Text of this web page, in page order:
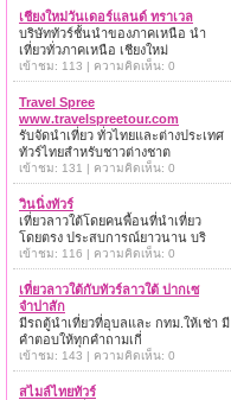
เชียงใหม่วันเดอร์แลนด์ ทราเวล
บริษัททัวร์ชั้นนำของภาคเหนือ นำ
เที่ยวทั่วภาคเหนือ เชียงใหม่
เข้าชม: 113 | ความคิดเห็น: 0
Travel Spree
www.travelspreetour.com
รับจัดนำเที่ยว ทั่วไทยและต่างประเทศ
ทัวร์ไทยสำหรับชาวต่างชาต
เข้าชม: 131 | ความคิดเห็น: 0
วินนิ่งทัวร์
เที่ยวลาวใต้โดยคนพื้อนที่นำเที่ยว
โดยตรง ประสบการณ์ยาวนาน บริ
เข้าชม: 116 | ความคิดเห็น: 0
เที่ยวลาวใต้กับทัวร์ลาวใต้ ปากเซ
จำปาสัก
มีรถตู้นำเที่ยวที่อุบลและ กทม.ให้เช่า มี
คำตอบให้ทุกคำถามเกี่
เข้าชม: 143 | ความคิดเห็น: 0
สไมล์ไทยทัวร์